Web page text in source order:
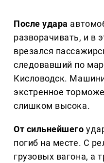
После удара
разворачивать, и в
врезался
следовавший по
Кисловодск.
экстренное
слишком высока.
От сильнейшего
погиб на месте. С
грузовых вагона, а